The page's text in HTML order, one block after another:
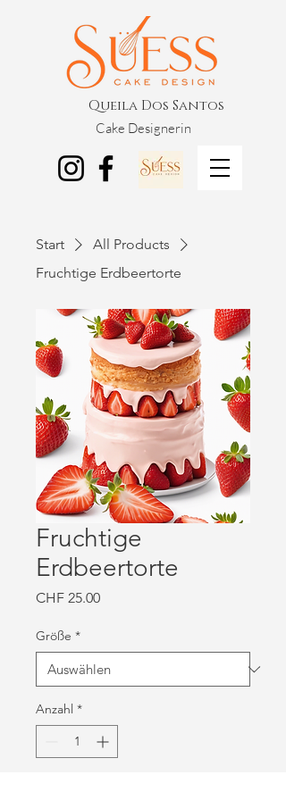
Queila Dos Santos
Cake Designerin
Start
All Products
Fruchtige Erdbeertorte
Fruchtige
Erdbeertorte
CHF 25.00Preis
Größe *
Anzahl *